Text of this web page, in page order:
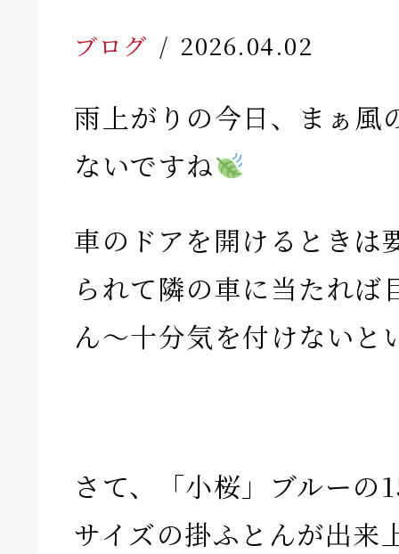
ブログ 2026.04.02
雨上がりの今日、まぁ風
ないですね
車のドアを開けるときは
られて隣の車に当たれば
ん〜十分気を付けないと
さて、「小桜」ブルーの
サイズの掛ふとんが出来